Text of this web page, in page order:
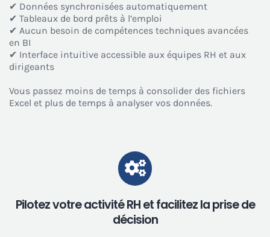
✔ Données synchronisées automatiquement
✔ Tableaux de bord prêts à l’emploi
✔ Aucun besoin de compétences techniques avancées
en BI
✔ Interface intuitive accessible aux équipes RH et aux
dirigeants
Vous passez moins de temps à consolider des fichiers
Excel et plus de temps à analyser vos données.
Pilotez votre activité RH et facilitez la prise de
décision